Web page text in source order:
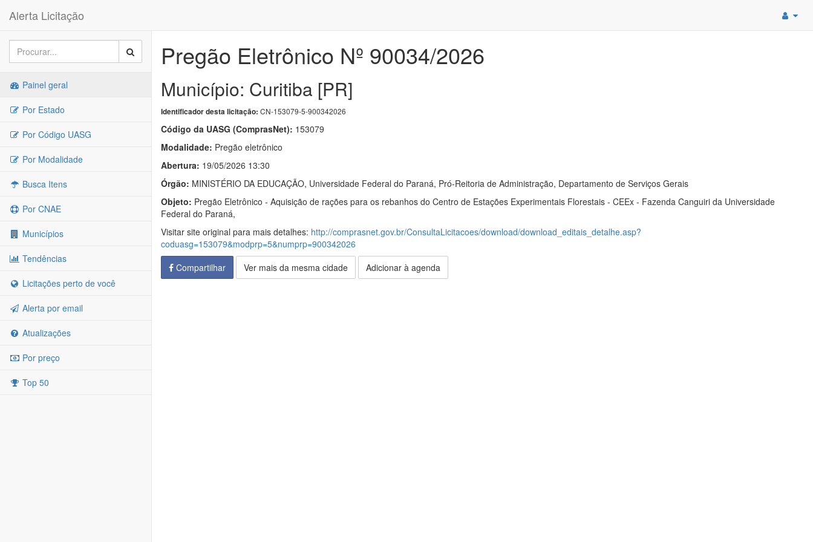
Alerta Licitação
Painel geral
Por Estado
Por Código UASG
Por Modalidade
Busca Itens
Por CNAE
Municípios
Tendências
Licitações perto de você
Alerta por email
Atualizações
Por preço
Top 50
Pregão Eletrônico Nº 90034/2026
Município: Curitiba [PR]
Identificador desta licitação: CN-153079-5-900342026
Código da UASG (ComprasNet): 153079
Modalidade: Pregão eletrônico
Abertura: 19/05/2026 13:30
Órgão: MINISTÉRIO DA EDUCAÇÃO, Universidade Federal do Paraná, Pró-Reitoria de Administração, Departamento de Serviços Gerais
Objeto: Pregão Eletrônico - Aquisição de rações para os rebanhos do Centro de Estações Experimentais Florestais - CEEx - Fazenda Canguiri da Universidade
Federal do Paraná,
Visitar site original para mais detalhes: http://comprasnet.gov.br/ConsultaLicitacoes/download/download_editais_detalhe.asp?
coduasg=153079&modprp=5&numprp=900342026
Compartilhar
Ver mais da mesma cidade Adicionar à agenda